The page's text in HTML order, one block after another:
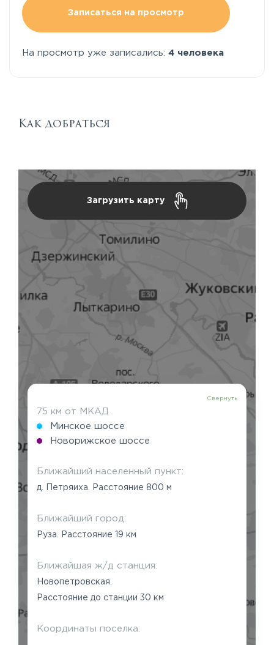
Записаться на просмотр
На просмотр уже записались: 4 человека
Как добраться
Загрузить карту
Свернуть
75 км от МКАД
Минское шоссе
Новорижское шоссе
Ближайший населенный пункт:
д. Петряиха. Расстояние 800 м
Ближайший город:
Руза. Расстояние 19 км
Ближайшая ж/д станция:
Новопетровская.
Расстояние до станции 30 км
Координаты поселка: